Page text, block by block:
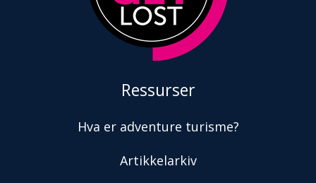
Ressurser
Hva er adventure turisme?
Artikkelarkiv